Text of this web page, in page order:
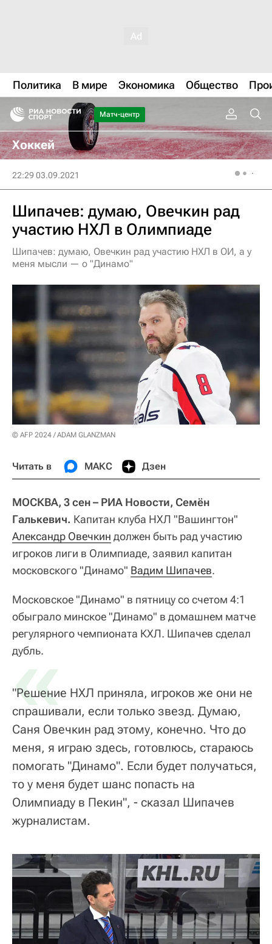
Политика В мире Экономика Общество
Матч-центр
Хоккей
22:29 03.09.2021
Шипачев: думаю, Овечкин рад
участию НХЛ в Олимпиаде
Шипачев: думаю, Овечкин рад участию НХЛ в ОИ, а у
меня мысли — о "Динамо"
© AFP 2024 / ADAM GLANZMAN
Читать в МАКС Дзен
МОСКВА, 3 сен – РИА Новости, Семён
Галькевич. Капитан клуба НХЛ "Вашингтон"
Александр Овечкин должен быть рад участию
игроков лиги в Олимпиаде, заявил капитан
московского "Динамо" Вадим Шипачев.
Московское "Динамо" в пятницу со счетом 4:1
обыграло минское "Динамо" в домашнем матче
регулярного чемпионата КХЛ. Шипачев сделал
дубль.
«
"Решение НХЛ приняла, игроков же они не
спрашивали, если только звезд. Думаю,
Саня Овечкин рад этому, конечно. Что до
меня, я играю здесь, готовлюсь, стараюсь
помогать "Динамо". Если будет получаться,
то у меня будет шанс попасть на
Олимпиаду в Пекин", - сказал Шипачев
журналистам.